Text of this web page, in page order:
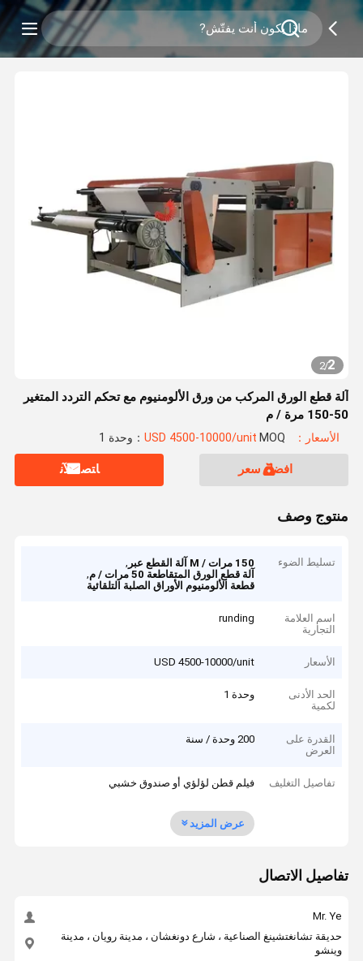
2
/
2
آلة قطع الورق المركب من ورق الألومنيوم مع تحكم التردد المتغير
50-150 مرة / م
الأسعار：USD 4500-10000/unit MOQ：وحدة 1
افضل سعر ﺎﺘﺼﻟ ﺍﻶﻧ
منتوج وصف
تسليط الضوء 150 مرات / M آلة القطع عبر
,
آلة قطع الورق المتقاطعة 50 مرات / م
,
قطعة الألومنيوم الأوراق الصلبة التلقائية
اسم العلامة
التجارية
runding
الأسعار USD 4500-10000/unit
الحد الأدنى
لكمية
وحدة 1
القدرة على
العرض
200 وحدة / سنة
تفاصيل التغليف فيلم قطن لؤلؤي أو صندوق خشبي
عرض المزيد
تفاصيل الاتصال
Mr. Ye
حديقة تشانغتشينغ الصناعية ، شارع دونغشان ، مدينة رويان ، مدينة
وينشو